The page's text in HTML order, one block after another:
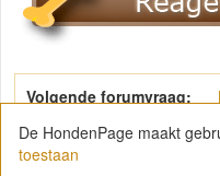
Volgende forumvraag:
De HondenPage maakt
toestaan